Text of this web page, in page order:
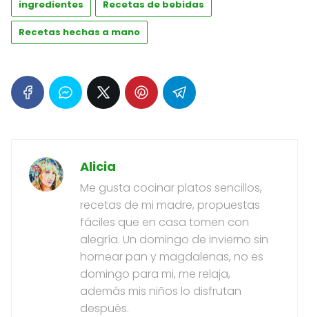
ingredientes Recetas de bebidas
Recetas hechas a mano
Alicia
Me gusta cocinar platos sencillos,
recetas de mi madre, propuestas
fáciles que en casa tomen con
alegría. Un domingo de invierno sin
hornear pan y magdalenas, no es
domingo para mi, me relaja,
además mis niños lo disfrutan
después.